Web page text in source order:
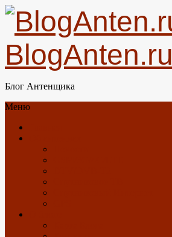
BlogAnten.ru
Блог Антенщика
Меню